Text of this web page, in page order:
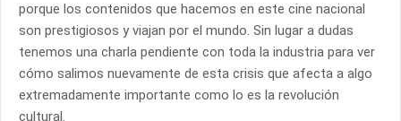
porque los contenidos que hacemos en este cine nacional
son prestigiosos y viajan por el mundo. Sin lugar a dudas
tenemos una charla pendiente con toda la industria para ver
cómo salimos nuevamente de esta crisis que afecta a algo
extremadamente importante como lo es la revolución
cultural.